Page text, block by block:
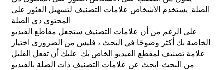
الصلة. يستخدم الأشخاص علامات التصنيف لتسهيل العثور على
المحتوى ذي الصلة.
على الرغم من أن علامات التصنيف ستجعل مقاطع الفيديو
الخاصة بك أكثر وضوحًا في البحث ، فليس من الضروري اختيار
علامة تصنيف لمقطع الفيديو الخاص بك. عليك أن تفعل القليل
من البحث. ابحث عن علامات التصنيف ذات الصلة بالفيديو